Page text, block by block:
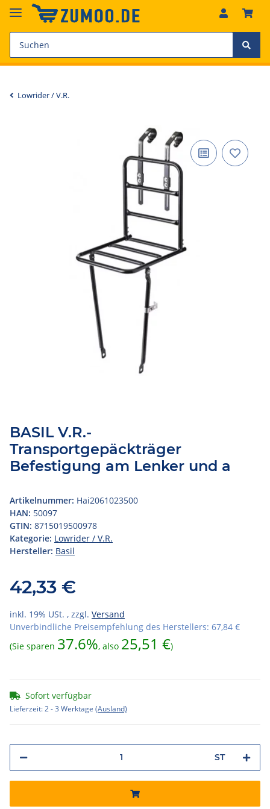
Lowrider / V.R.
BASIL V.R.-
Transportgepäckträger
Befestigung am Lenker und a
Artikelnummer: Hai2061023500
HAN: 50097
GTIN: 8715019500978
Kategorie: Lowrider / V.R.
Hersteller: Basil
42,33 €
inkl. 19% USt. , zzgl. Versand
Unverbindliche Preisempfehlung des Herstellers: 67,84 €
(Sie sparen 37.6%, also 25,51 €)
Sofort verfügbar
Lieferzeit:2 - 3 Werktage (Ausland)
ST